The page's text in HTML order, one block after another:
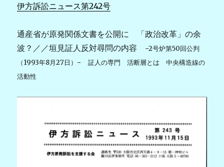
伊方訴訟ニュース第242号
通産省が原発関係文書を公開に 「政治改革」の余
波？／／垣見証人反対尋問の内容
−2号炉第50回公判
（1993年8月27日）− 証人の専門 活断層とは 中央構造線の
活動性